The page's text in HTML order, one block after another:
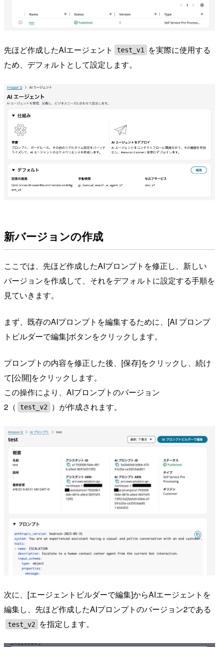
先ほど作成したAIエージェント test_v1
を実際に使用する
ため、デフォルトとして設定します。
新バージョンの作成
ここでは、先ほど作成したAIプロンプトを修正し、新しい
バージョンを作成して、それをデフォルトに設定する手順を
見ていきます。
まず、既存のAIプロンプトを編集するために、[AI プロンプ
トビルダーで編集]ボタンをクリックします。
プロンプトの内容を修正した後、[保存]をクリックし、続け
て[公開]をクリックします。
この操作により、AIプロンプトのバージョン
2（
test_v2 ）が作成されます。
次に、[エージェントビルダーで編集]からAIエージェントを
編集し、先ほど作成したAIプロンプトのバージョン2である
test_v2 を指定します。